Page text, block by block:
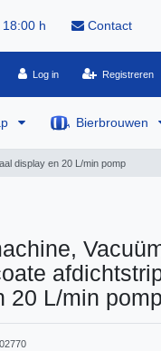
h Contact
Log in Registreren
Bierbrouwen
display en 20 L/min pomp
20 L/min pomp